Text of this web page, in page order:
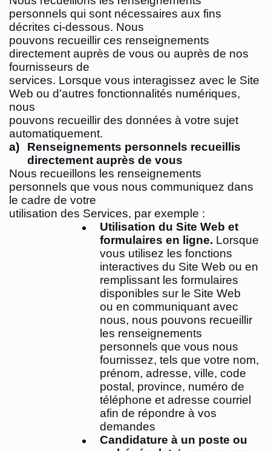
personnels qui sont nécessaires aux fins
décrites ci‑dessous. Nous
pouvons recueillir ces renseignements
directement auprès de vous ou auprès de nos
fournisseurs de
services. Lorsque vous interagissez avec le Site
Web ou d’autres fonctionnalités numériques,
nous
pouvons recueillir des données à votre sujet
automatiquement.
Renseignements personnels recueillis
directement auprès de vous
Nous recueillons les renseignements
personnels que vous nous communiquez dans
le cadre de votre
utilisation des Services, par exemple :
Utilisation du Site Web et
formulaires en ligne. Lorsque
vous utilisez les fonctions
interactives du Site Web ou en
remplissant les formulaires
disponibles sur le Site Web
ou en communiquant avec
nous, nous pouvons recueillir
les renseignements
personnels que vous nous
fournissez, tels que votre nom,
prénom, adresse, ville, code
postal, province, numéro de
téléphone et adresse courriel
afin de répondre à vos
demandes
Candidature à un poste ou